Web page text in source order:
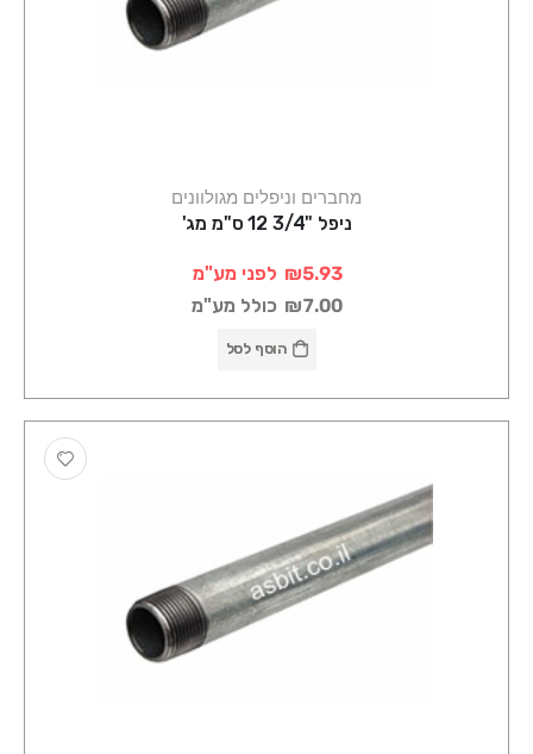
מחברים וניפלים מגולוונים
ניפל "3/4 12 ס"מ מג'
₪5.93 לפני מע"מ
₪7.00 כולל מע"מ
הוסף לסל